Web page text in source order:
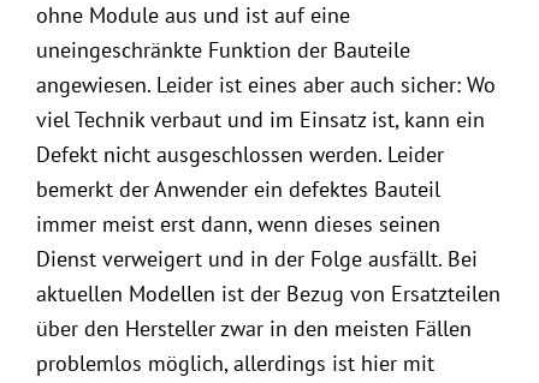
ohne Module aus und ist auf eine
uneingeschränkte Funktion der Bauteile
angewiesen. Leider ist eines aber auch sicher: Wo
viel Technik verbaut und im Einsatz ist, kann ein
Defekt nicht ausgeschlossen werden. Leider
bemerkt der Anwender ein defektes Bauteil
immer meist erst dann, wenn dieses seinen
Dienst verweigert und in der Folge ausfällt. Bei
aktuellen Modellen ist der Bezug von Ersatzteilen
über den Hersteller zwar in den meisten Fällen
problemlos möglich, allerdings ist hier mit